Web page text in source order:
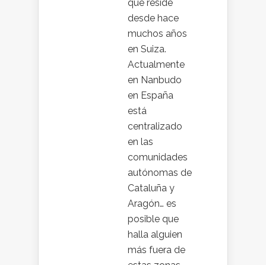
que reside
desde hace
muchos años
en Suiza.
Actualmente
en Nanbudo
en España
está
centralizado
en las
comunidades
autónomas de
Cataluña y
Aragón… es
posible que
halla alguien
más fuera de